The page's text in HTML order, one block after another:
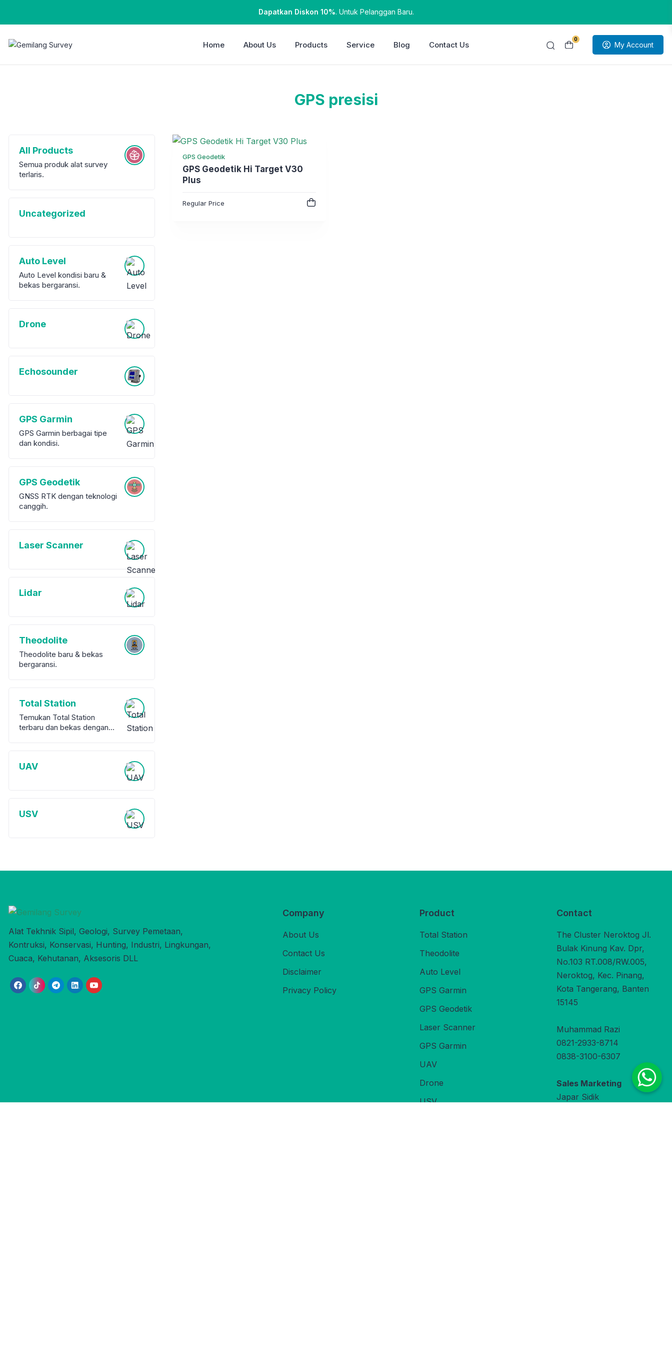
Dapatkan Diskon 10%. Untuk Pelanggan Baru.
0
My Account
Home About Us Products Service Blog Contact Us
GPS presisi
All Products
Semua produk alat survey
terlaris.
Uncategorized
Auto Level
Auto Level kondisi baru &
bekas bergaransi.
Drone
Echosounder
GPS Garmin
GPS Garmin berbagai tipe
dan kondisi.
GPS Geodetik
GNSS RTK dengan teknologi
canggih.
Laser Scanner
Lidar
Theodolite
Theodolite baru & bekas
bergaransi.
Total Station
Temukan Total Station
terbaru dan bekas dengan
peralatan survey berkualitas
UAV
USV
GPS Geodetik
GPS Geodetik Hi Target V30
Plus
Regular Price
Alat Tekhnik Sipil, Geologi, Survey Pemetaan,
Kontruksi, Konservasi, Hunting, Industri, Lingkungan,
Cuaca, Kehutanan, Aksesoris DLL
Company
About Us
Contact Us
Disclaimer
Privacy Policy
Product
Total Station
Theodolite
Auto Level
GPS Garmin
GPS Geodetik
Laser Scanner
GPS Garmin
UAV
Drone
USV
Contact
The Cluster Neroktog Jl.
Bulak Kinung Kav. Dpr,
No.103 RT.008/RW.005,
Neroktog, Kec. Pinang,
Kota Tangerang, Banten
15145
Muhammad Razi
0821-2933-8714
0838-3100-6307
Sales Marketing
Japar Sidik